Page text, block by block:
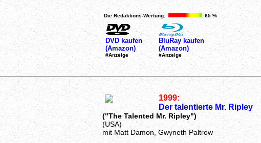
Die Redaktions-Wertung: 65 %
DVD kaufen
(Amazon)
#Anzeige
BluRay kaufen
(Amazon)
#Anzeige
1999:
Der talentierte Mr. Ripley
("The Talented Mr. Ripley")
(USA)
mit Matt Damon, Gwyneth Paltrow